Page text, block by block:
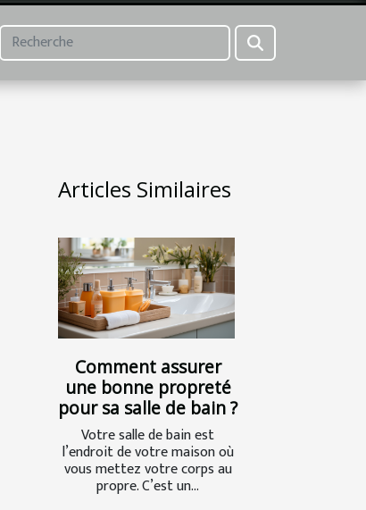
Articles Similaires
Comment assurer
une bonne propreté
pour sa salle de bain ?
Votre salle de bain est
l’endroit de votre maison où
vous mettez votre corps au
propre. C’est un...